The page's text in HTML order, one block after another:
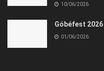
10/06/2026
Góbéfest
01/06/2026